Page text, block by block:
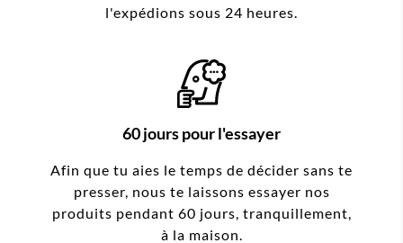
l'expédions sous 24 heures.
60 jours pour l'essayer
Afin que tu aies le temps de décider sans te
presser, nous te laissons essayer nos
produits pendant 60 jours, tranquillement,
à la maison.